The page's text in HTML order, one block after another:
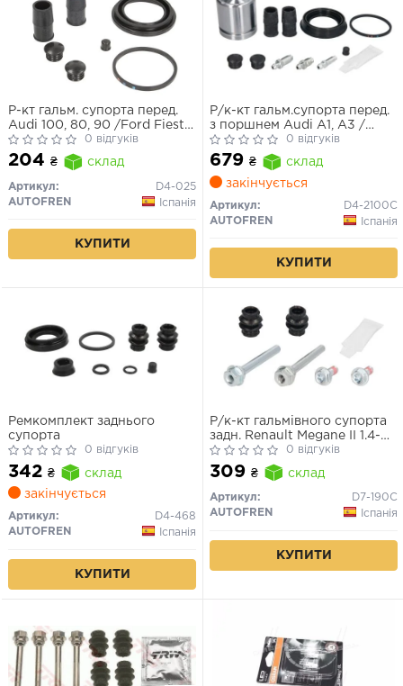
Р-кт гальм. супорта перед.
Audi 100, 80, 90 /Ford Fiesta,
Escort, Sierra /Fiat Doblo,
Palio /VW Golf III-VI, Jetta III,
Passat (Ate 54mm)
0 відгуків
204 ₴ склад
Артикул:
D4-025
AUTOFREN
Іспанія
КУПИТИ
Р/к-кт гальм.супорта перед.
з поршнем Audi A1, A3 /
BMW 1, 3 / Ford Fiesta / Lada
Priora / Renault Megane II /
Seat / Skoda / VW
0 відгуків
679 ₴
склад
закінчується
Артикул:
D4-2100C
AUTOFREN
Іспанія
КУПИТИ
Ремкомплект заднього
супорта
0 відгуків
342 ₴
склад
закінчується
Артикул:
D4-468
AUTOFREN
Іспанія
КУПИТИ
Р/к-кт гальмівного супорта
задн. Renault Megane II 1.4-
2.0D 03-
0 відгуків
309 ₴ склад
Артикул:
D7-190C
AUTOFREN
Іспанія
КУПИТИ